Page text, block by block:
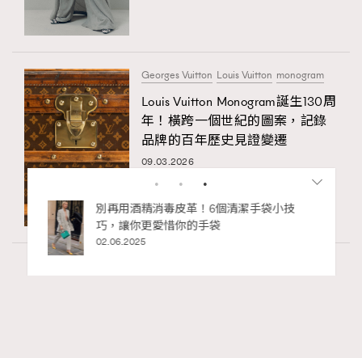
Georges Vuitton Louis Vuitton monogram
Louis Vuitton Monogram誕生130周
年！橫跨一個世紀的圖案，記錄
品牌的百年歷史見證變遷
09.03.2026
的顯
別再用酒精消毒皮革！6個清潔手袋小技
巧，讓你更愛惜你的手袋
02.06.2025